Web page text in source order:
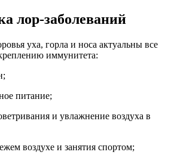
лор-заболеваний
уха, горла и носа актуальны все
иммунитета:
питание;
и увлажнение воздуха в
воздухе и занятия спортом;